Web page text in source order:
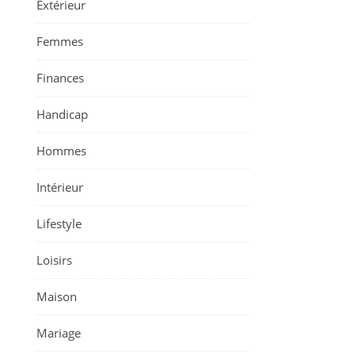
Extérieur
Femmes
Finances
Handicap
Hommes
Intérieur
Lifestyle
Loisirs
Maison
Mariage